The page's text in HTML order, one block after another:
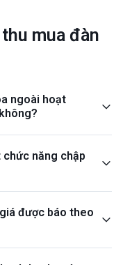
mua đàn
ngoài hoạt
năng chập
được báo theo